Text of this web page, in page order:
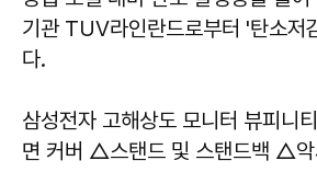
기관 TUV라인란드로부터 '탄소저
다.
삼성전자 고해상도 모니터 뷰피
면 커버 △스탠드 및 스탠드백 △악